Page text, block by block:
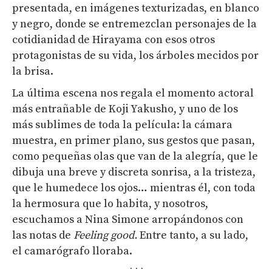
presentada, en imágenes texturizadas, en blanco
y negro, donde se entremezclan personajes de la
cotidianidad de Hirayama con esos otros
protagonistas de su vida, los árboles mecidos por
la brisa.
La última escena nos regala el momento actoral
más entrañable de Koji Yakusho, y uno de los
más sublimes de toda la película: la cámara
muestra, en primer plano, sus gestos que pasan,
como pequeñas olas que van de la alegría, que le
dibuja una breve y discreta sonrisa, a la tristeza,
que le humedece los ojos… mientras él, con toda
la hermosura que lo habita, y nosotros,
escuchamos a Nina Simone arropándonos con
las notas de Feeling good.Entre tanto, a su lado,
el camarógrafo lloraba.